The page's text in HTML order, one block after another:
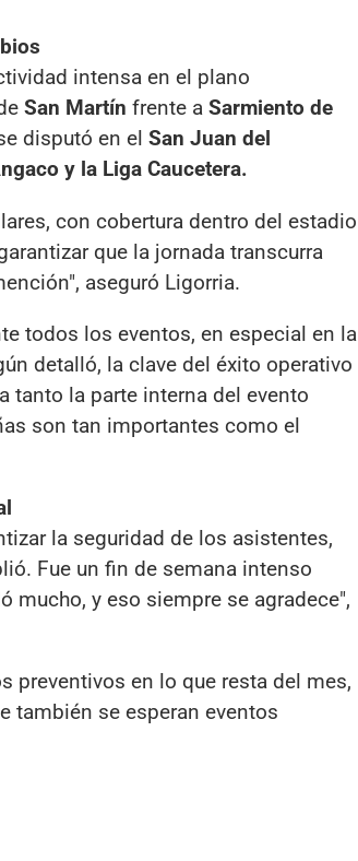
intensa en el plano
San Martín frente a Sarmiento de
disputó en el San Juan del
y la Liga Caucetera.
con cobertura dentro del estadio
que la jornada transcurra
aseguró Ligorria.
todos los eventos, en especial en la
detalló, la clave del éxito operativo
tanto la parte interna del evento
son tan importantes como el
la seguridad de los asistentes,
Fue un fin de semana intenso
mucho, y eso siempre se agradece",
preventivos en lo que resta del mes,
también se esperan eventos